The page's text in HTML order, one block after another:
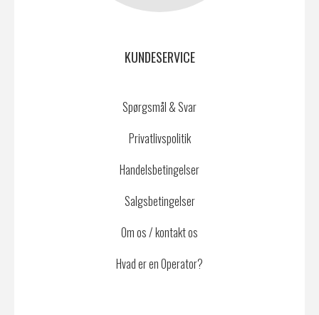
KUNDESERVICE
Spørgsmål & Svar
Privatlivspolitik
Handelsbetingelser
Salgsbetingelser
Om os / kontakt os
Hvad er en Operator?